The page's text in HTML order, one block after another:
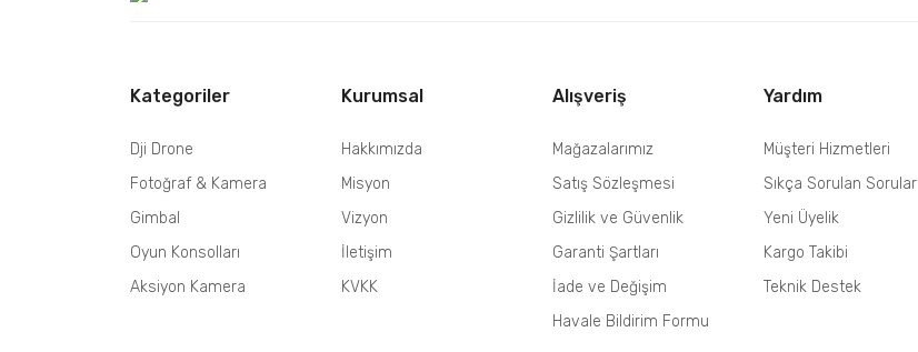
Kategoriler
Dji Drone
Fotoğraf & Kamera
Gimbal
Oyun Konsolları
Aksiyon Kamera
Kurumsal
Hakkımızda
Misyon
Vizyon
İletişim
KVKK
Alışveriş
Mağazalarımız
Satış Sözleşmesi
Gizlilik ve Güvenlik
Garanti Şartları
İade ve Değişim
Havale Bildirim Formu
Yardım
Müşteri Hizmetleri
Sıkça Sorulan Sorular
Yeni Üyelik
Kargo Takibi
Teknik Destek